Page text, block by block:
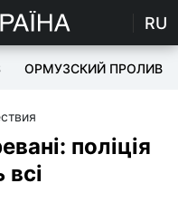
RU
ОРМУЗСКИЙ ПРОЛИВ
поліція
всі